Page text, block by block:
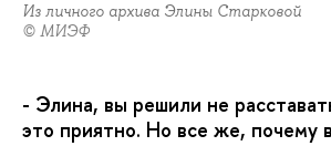
Из личного архива Элины Старковой
© МИЭФ
- Элина, вы решили не
это приятно. Но все же, почему